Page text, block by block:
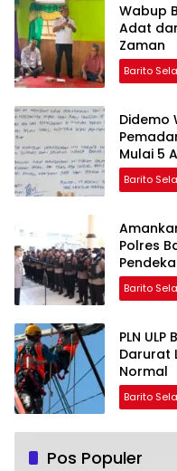
Wabup
Adat
Zaman
Barito
Didemo
Mulai 5
Barito
Polres
Barito
PLN
Darurat
Normal
Barito
Pos Populer